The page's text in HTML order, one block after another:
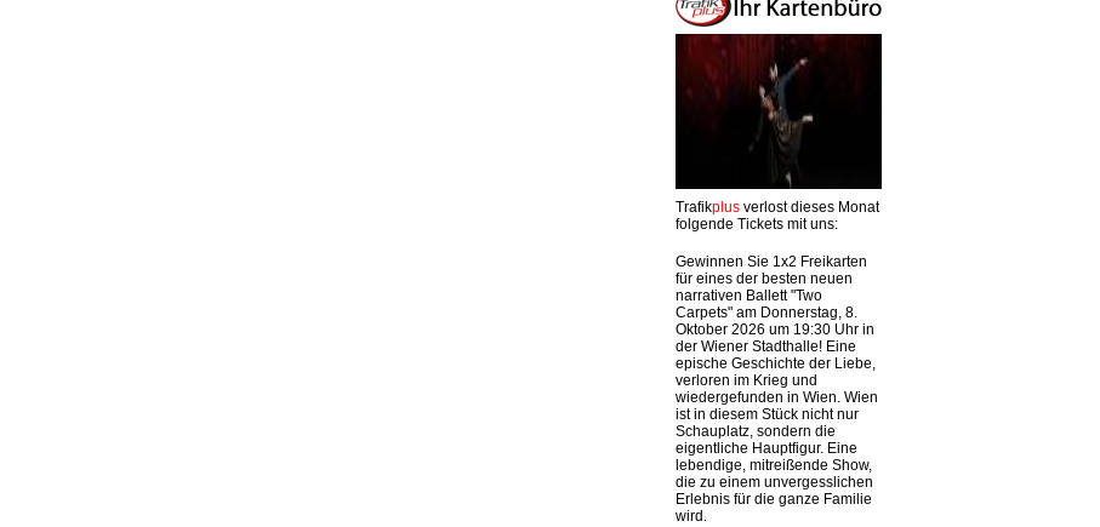
Trafikplusverlost dieses Monat
folgende Tickets mit uns:
Gewinnen Sie 1x2 Freikarten
für eines der besten neuen
narrativen Ballett "Two
Carpets" am Donnerstag, 8.
Oktober 2026 um 19:30 Uhr in
der Wiener Stadthalle! Eine
epische Geschichte der Liebe,
verloren im Krieg und
wiedergefunden in Wien. Wien
ist in diesem Stück nicht nur
Schauplatz, sondern die
eigentliche Hauptfigur. Eine
lebendige, mitreißende Show,
die zu einem unvergesslichen
Erlebnis für die ganze Familie
wird.